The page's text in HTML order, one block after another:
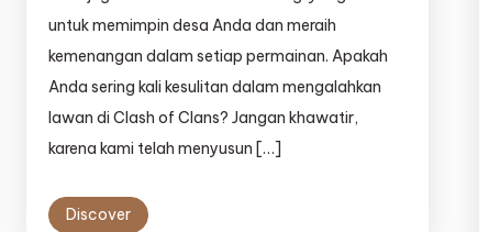
untuk memimpin desa Anda dan meraih
kemenangan dalam setiap permainan. Apakah
Anda sering kali kesulitan dalam mengalahkan
lawan di Clash of Clans? Jangan khawatir,
karena kami telah menyusun […]
Discover